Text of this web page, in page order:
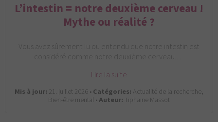
L’intestin = notre deuxième cerveau !
Mythe ou réalité ?
Vous avez sûrement lu ou entendu que notre intestin est
considéré comme notre deuxième cerveau.…
Lire la suite
Mis à jour: 21. juillet 2026 •Catégories: Actualité de la recherche,
Bien-être mental •Auteur: Tiphaine Massot